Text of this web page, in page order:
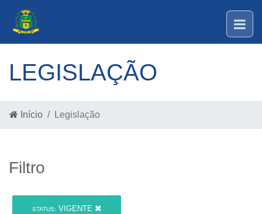
LEGISLAÇÃO
Início Legislação
Filtro
STATUS: VIGENTE